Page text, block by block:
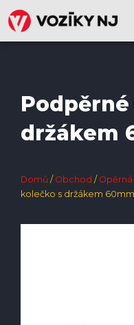
držákem
Domů / Obchod /
kolečko s držákem 60mm